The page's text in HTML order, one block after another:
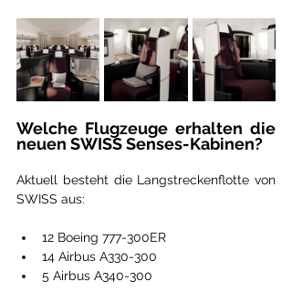
Welche Flugzeuge erhalten die
neuen SWISS Senses-Kabinen?
Aktuell besteht die Langstreckenflotte von
SWISS aus:
12 Boeing 777-300ER
14 Airbus A330-300
5 Airbus A340-300